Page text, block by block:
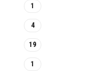
1
4
19
1